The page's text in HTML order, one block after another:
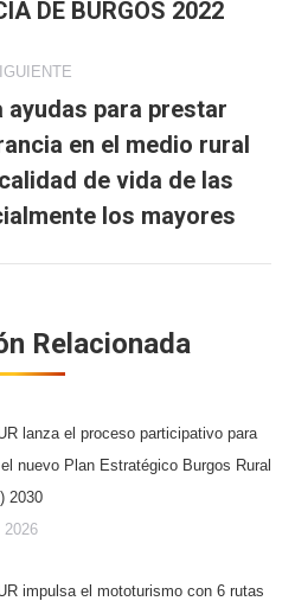
DE BURGOS 2022
siguiente:
ayudas para prestar
en el medio rural
de vida de las
los mayores
Relacionada
lanza el proceso participativo para
nuevo Plan Estratégico Burgos Rural
2030
2026
impulsa el mototurismo con 6 rutas